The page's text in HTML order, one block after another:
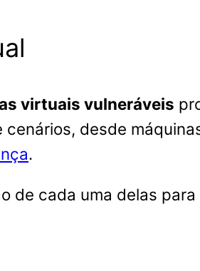
virtuais vulneráveis
desde
.
de cada uma delas